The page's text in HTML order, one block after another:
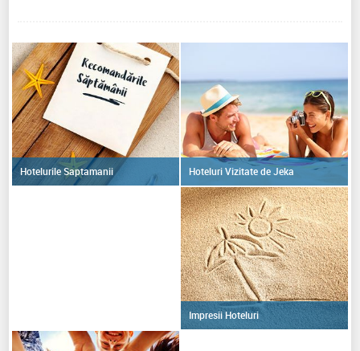
Hotelurile Saptamanii Hoteluri Vizitate de Jeka
Impresii Hoteluri